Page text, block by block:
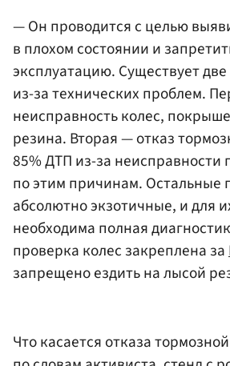
— Он проводится с целью
в плохом состоянии и
эксплуатацию. Существует
из-за технических проблем.
неисправность колес,
резина. Вторая — отказ
85% ДТП из-за неисправности
по этим причинам. Остальные
абсолютно экзотичные, и для
необходима полная
проверка колес закреплена за
запрещено ездить на лысой
Что касается отказа